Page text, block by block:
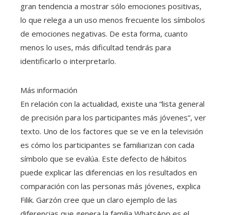
gran tendencia a mostrar sólo emociones positivas,
lo que relega a un uso menos frecuente los símbolos
de emociones negativas. De esta forma, cuanto
menos lo uses, más dificultad tendrás para
identificarlo o interpretarlo.
Más información
En relación con la actualidad, existe una “lista general
de precisión para los participantes más jóvenes”, ver
texto. Uno de los factores que se ve en la televisión
es cómo los participantes se familiarizan con cada
símbolo que se evalúa. Este defecto de hábitos
puede explicar las diferencias en los resultados en
comparación con las personas más jóvenes, explica
Filik. Garzón cree que un claro ejemplo de las